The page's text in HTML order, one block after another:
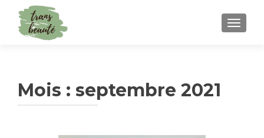
Mois : septembre 2021